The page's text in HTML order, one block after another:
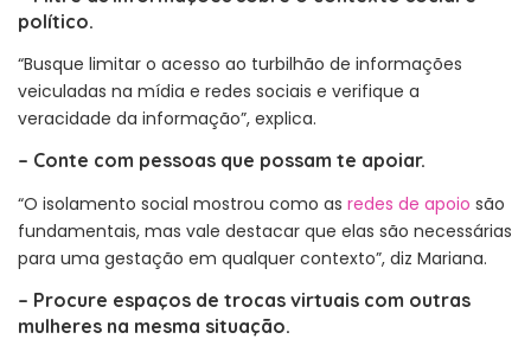
político.
“Busque limitar o acesso ao turbilhão de informações
veiculadas na mídia e redes sociais e verifique a
veracidade da informação”, explica.
– Conte com pessoas que possam te apoiar.
“O isolamento social mostrou como as redes de apoio são
fundamentais, mas vale destacar que elas são necessárias
para uma gestação em qualquer contexto”, diz Mariana.
– Procure espaços de trocas virtuais com outras
mulheres na mesma situação.